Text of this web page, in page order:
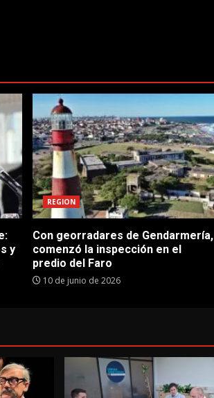
y
REGION
Con georradares de Gendarmería,
comenzó la inspección en el
predio del Faro
10 de junio de 2026